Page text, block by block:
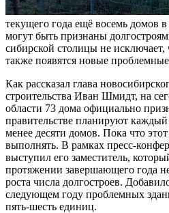
текущего года ещё восемь домов
могут быть признаны
сибирской столицы не
также появятся новые
Как рассказал глава
строительства Иван Шмидт, на
области 73 дома официально
правительстве планируют
менее десяти домов. Пока что этот
выполнять. В рамках пресс-
выступил его заместитель,
протяжении завершающего года
роста числа долгостроев.
следующем году проблемных
пять-шесть единиц.